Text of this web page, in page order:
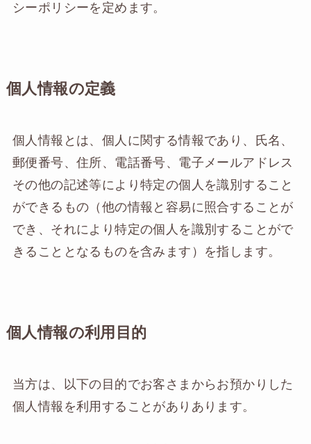
シーポリシーを定めます。
個人情報の定義
個人情報とは、個人に関する情報であり、氏名、
郵便番号、住所、電話番号、電子メールアドレス
その他の記述等により特定の個人を識別すること
ができるもの（他の情報と容易に照合することが
でき、それにより特定の個人を識別することがで
きることとなるものを含みます）を指します。
個人情報の利用目的
当方は、以下の目的でお客さまからお預かりした
個人情報を利用することがありあります。